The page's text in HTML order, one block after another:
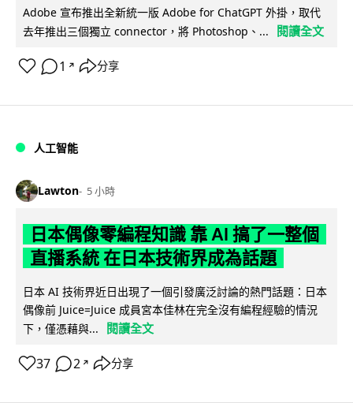
Adobe 宣布推出全新統一版 Adobe for ChatGPT 外掛，取代
去年推出三個獨立 connector，將 Photoshop、...
閱讀全文
1 ↗ 分享
人工智能
Lawton 5 小時
日本偶像零編程知識 靠 AI 搞了一整個
直播系統 在日本技術界成為話題
日本 AI 技術界近日出現了一個引發廣泛討論的熱門話題：日本
偶像前 Juice=Juice 成員宮本佳林在完全沒有編程經驗的情況
下，僅憑藉與...
閱讀全文
37 2 ↗ 分享